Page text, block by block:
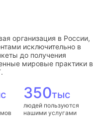
организация в России,
исключительно в
до получения
мировые практики в
350тыс
людей пользуются
нашими услугами